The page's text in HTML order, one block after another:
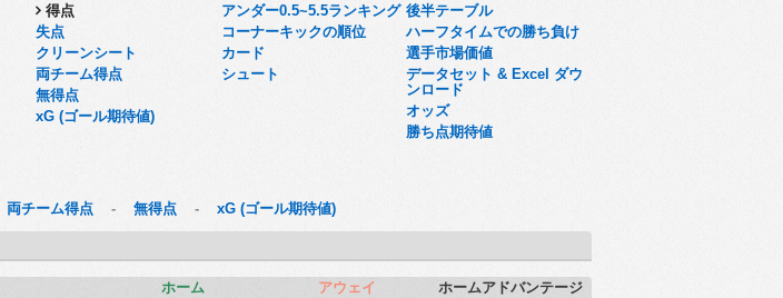
得点
失点
クリーンシート
両チーム得点
無得点
xG (ゴール期待値)
アンダー0.5~5.5ランキング
コーナーキックの順位
カード
シュート
後半テーブル
ハーフタイムでの勝ち負け
選手市場価値
データセット & Excel ダウ
ンロード
オッズ
勝ち点期待値
両チーム得点 - 無得点 - xG (ゴール期待値)
ホーム アウェイ
ホームアドバンテージ